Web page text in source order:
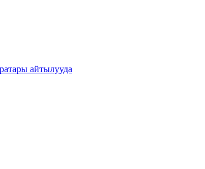
айтылууда